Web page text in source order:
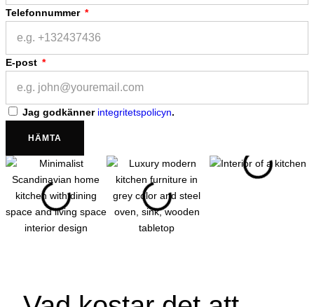
Telefonnummer
E-post
Jag godkänner integritetspolicyn.
HÄMTA